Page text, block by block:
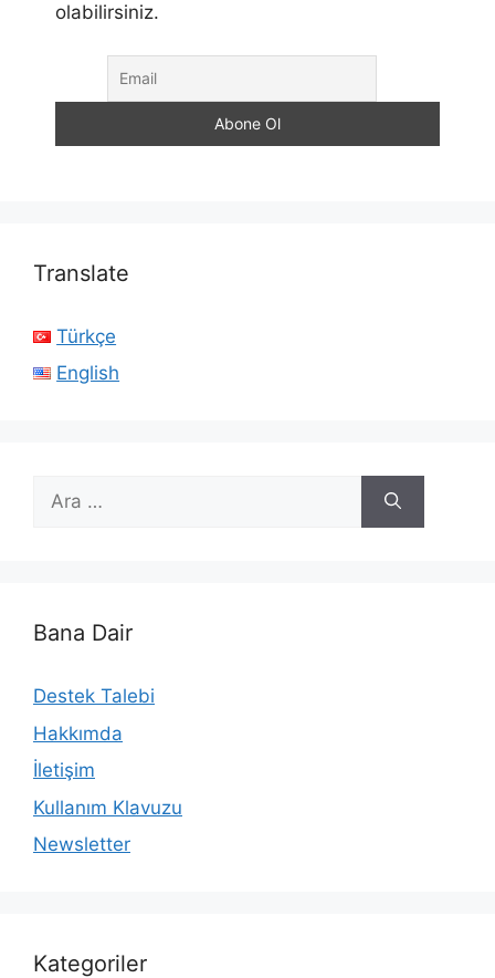
olabilirsiniz.
Translate
Türkçe
English
için
Bana Dair
Destek Talebi
Hakkımda
İletişim
Kullanım Klavuzu
Newsletter
Kategoriler